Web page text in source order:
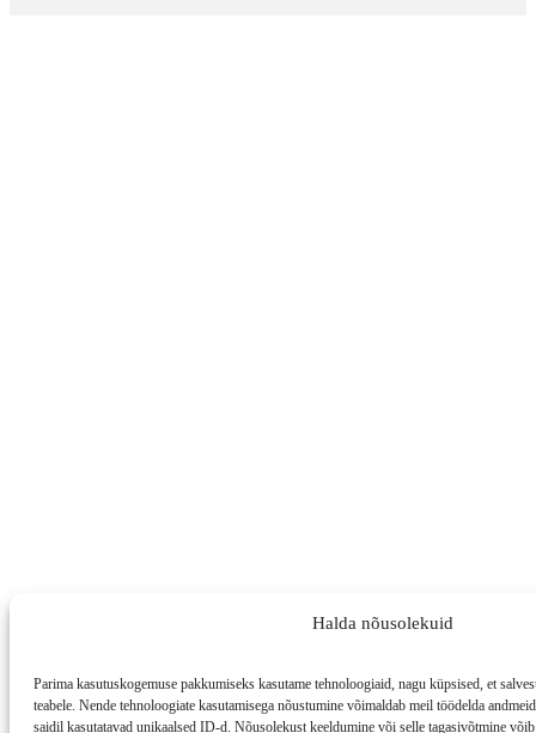
Halda nõusolekuid
Parima kasutuskogemuse pakkumiseks kasutame tehnoloogiaid, nagu küpsised, et
teabele. Nende tehnoloogiate kasutamisega nõustumine võimaldab meil töödelda
saidil kasutatavad unikaalsed ID-d. Nõusolekust keeldumine või selle tagasivõtmine